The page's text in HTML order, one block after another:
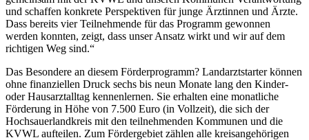
und schaffen konkrete Perspektiven für junge Ärztinnen und Ärzte.
Dass bereits vier Teilnehmende für das Programm gewonnen
werden konnten, zeigt, dass unser Ansatz wirkt und wir auf dem
richtigen Weg sind.“
Das Besondere an diesem Förderprogramm? Landarztstarter können
ohne finanziellen Druck sechs bis neun Monate lang den Kinder-
oder Hausarztalltag kennenlernen. Sie erhalten eine monatliche
Förderung in Höhe von 7.500 Euro (in Vollzeit), die sich der
Hochsauerlandkreis mit den teilnehmenden Kommunen und die
KVWL aufteilen. Zum Fördergebiet zählen alle kreisangehörigen